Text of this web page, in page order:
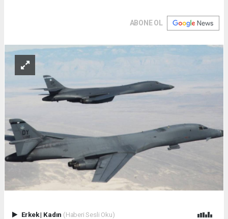
ABONE OL
Erkek| Kadın (Haberi Sesli Oku)